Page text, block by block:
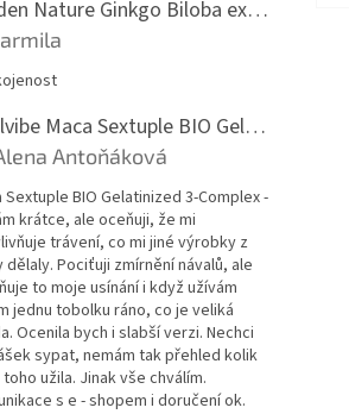
Golden Nature Ginkgo Biloba extrakt 50:1 60mg, 100 kapslí
produktu je 5 z 5 hvězdiček.
Vitalvibe Maca Sextuple BIO Gelatinized 3-Complex, 60 kapslí
produktu je 5 z 5 hvězdiček.
Antoňáková
Sextuple BIO Gelatinized 3-Complex -
krátce, ale oceňuji, že mi
trávení, co mi jiné výrobky z
dělaly. Pociťuji zmírnění návalů, ale
to moje usínání i když užívám
jednu tobolku ráno, co je veliká
Ocenila bych i slabší verzi. Nechci
sypat, nemám tak přehled kolik
užila. Jinak vše chválím.
s e - shopem i doručení ok.